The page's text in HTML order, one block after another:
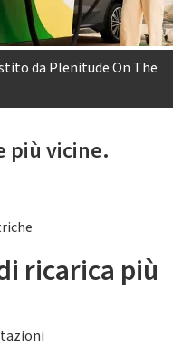
da Plenitude On The
più vicine.
ricarica più